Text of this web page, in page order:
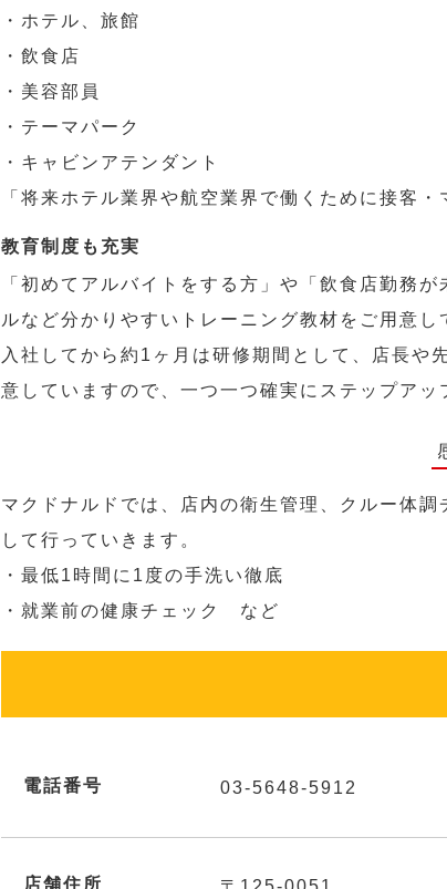
・ホテル、旅館
・飲食店
・美容部員
・テーマパーク
・キャビンアテンダント
「将来ホテル業界や航空業界で働くために接客
教育制度も充実
「初めてアルバイトをする方」や「飲食店勤務
ルなど分かりやすいトレーニング教材をご用意し
入社してから約1ヶ月は研修期間として、店長や
意していますので、一つ一つ確実にステップアッ
マクドナルドでは、店内の衛生管理、クルー体
して行っていきます。
・最低1時間に1度の手洗い徹底
・就業前の健康チェック など
電話番号 03-5648-5912
店舗住所